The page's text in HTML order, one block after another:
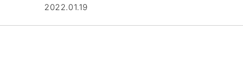
キ
2022.01.19